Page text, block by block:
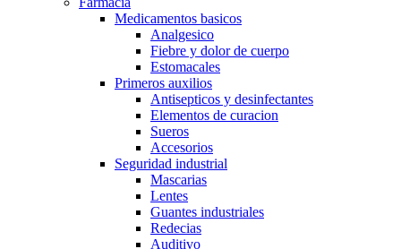
Medicamentos basicos
Analgesico
Fiebre y dolor de cuerpo
Estomacales
Primeros auxilios
Antisepticos y desinfectantes
Elementos de curacion
Sueros
Accesorios
Seguridad industrial
Mascarias
Lentes
Guantes industriales
Redecias
Auditivo